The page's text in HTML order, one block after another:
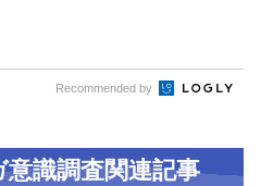
Recommended by
識調査関連記事